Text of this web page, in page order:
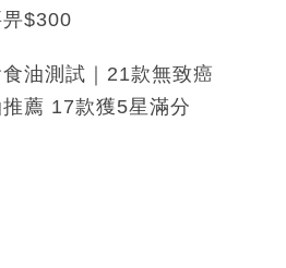
$300
油測試｜21款無致癌
薦 17款獲5星滿分